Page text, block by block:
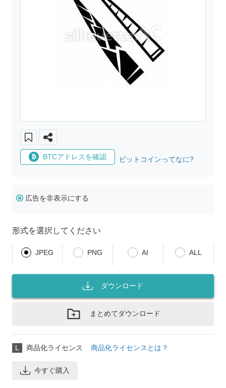
BTCアドレスを確認 ビットコインってなに?
広告を非表示にする
形式を選択してください
JPEG PNG AI ALL
ダウンロード
まとめてダウンロード
L 商品化ライセンス 商品化ライセンスとは？
今すぐ購入